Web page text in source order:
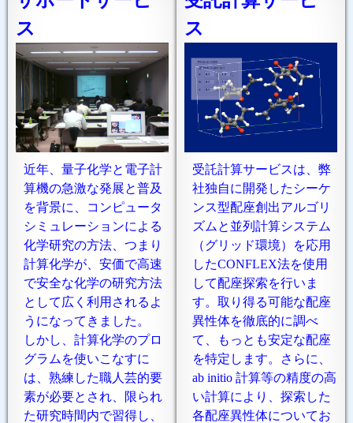
ス
近年、量子化学と電子計
算機の急激な発展と普及
を背景に、コンピュータ
シミュレーションによる
化学研究の方法、つまり
計算化学が、安価で高速
で安全な化学の研究方法
として広く利用されるよ
うになってきました。
しかし、計算化学のプロ
グラムを使いこなすに
は、熟練した職人芸的要
素が必要とされ、限られ
た研究時間内で習得し、
ス
受託計算サービスは、弊
社独自に開発したシーケ
ンス型配座創出アルゴリ
ズムと並列計算システム
（グリッド環境）を応用
したCONFLEX法を使用
して配座探索を行いま
す。取り得る可能な配座
異性体を徹底的に調べ
て、もっとも安定な配座
を特定します。さらに、
ab initio 計算等の精度の高
い計算により、探索した
各配座異性体についてお